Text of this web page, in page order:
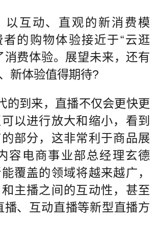
以互动、直观的新消费模
的购物体验接近于“云逛
消费体验。展望未来，还有
新体验值得期待?
的到来，直播不仅会更快更
以进行放大和缩小，看到
部分，这非常利于商品展
容电商事业部总经理玄德
覆盖的领域将越来越广，
主播之间的互动性，甚至
播、互动直播等新型直播方